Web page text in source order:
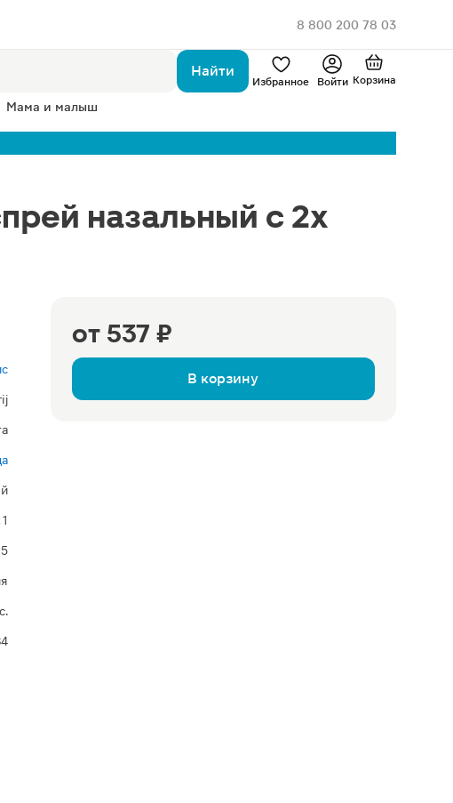
8 800 200 78 03
Найти
Избранное Войти Корзина
Мама и малыш
назальный с 2х
от 537 ₽
В корзину
1